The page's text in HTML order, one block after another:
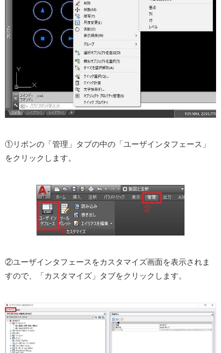
①リボンの「管理」タブの中の「ユーザインタフェース」
をクリックします。
②ユーザインタフェースをカスタマイズ画面を表示されま
すので、「カスタマイズ」タブをクリックします。